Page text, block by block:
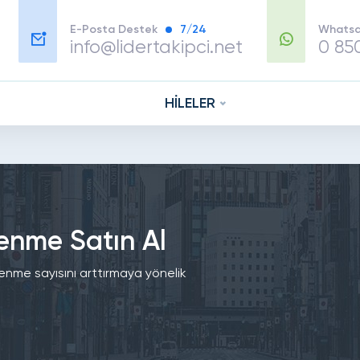
E-Posta Destek 7/24
info@lidertakipci.net 0
HİLELER
Satın Al
sayısını arttırmaya yönelik